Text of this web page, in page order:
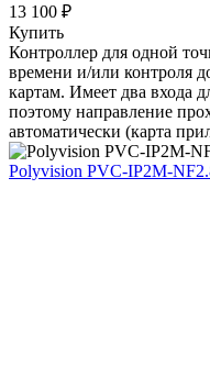
13 100 ₽
Купить
Контроллер для одной
времени и/или контроля
картам. Имеет два входа
поэтому направление
автоматически (карта
Polyvision PVC-IP2M-